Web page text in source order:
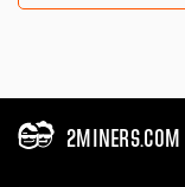
2MINERS.COM